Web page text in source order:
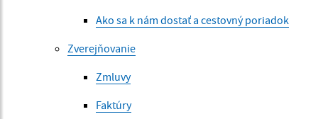
Ako sa k nám dostať a cestovný poriadok
Zverejňovanie
Zmluvy
Faktúry